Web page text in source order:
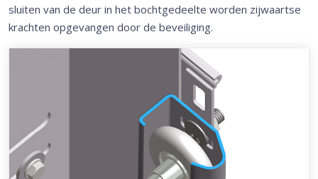
sluiten van de deur in het bochtgedeelte worden zijwaartse
krachten opgevangen door de beveiliging.